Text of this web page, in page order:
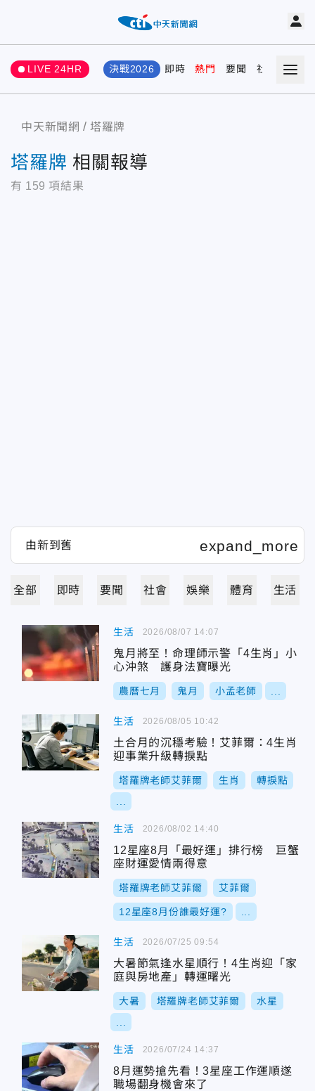
LIVE 24HR 決戰2026 即時 熱門 要聞 社會 娛樂
中天新聞網 塔羅牌
塔羅牌 相關報導
有 159 項結果
全部 即時 要聞 社會 娛樂 體育 生活
生活
鬼月將至！命理師示警「4生肖」小
心沖煞 護身法寶曝光
農曆七月 鬼月 小孟老師
2026/08/07 14:07
生活
土合月的沉穩考驗！艾菲爾：4生肖
迎事業升級轉捩點
塔羅牌老師艾菲爾 生肖 轉捩點
2026/08/05 10:42
生活
12星座8月「最好運」排行榜 巨蟹
座財運愛情兩得意
塔羅牌老師艾菲爾 艾菲爾
12星座8月份誰最好運?
2026/08/02 14:40
生活
大暑節氣逢水星順行！4生肖迎「家
庭與房地產」轉運曙光
大暑 塔羅牌老師艾菲爾 水星
2026/07/25 09:54
生活
8月運勢搶先看！3星座工作運順遂
職場翻身機會來了
2026/07/24 14:37